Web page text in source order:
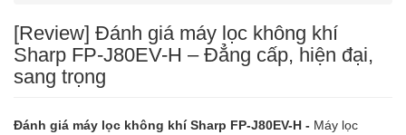
[Review] Đánh giá máy lọc không khí
Sharp FP-J80EV-H – Đẳng cấp, hiện đại,
sang trọng
Đánh giá máy lọc không khí Sharp FP-J80EV-H - Máy lọc